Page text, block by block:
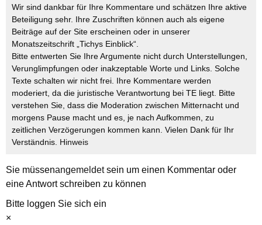
Wir sind dankbar für Ihre Kommentare und schätzen Ihre aktive
Beteiligung sehr. Ihre Zuschriften können auch als eigene
Beiträge auf der Site erscheinen oder in unserer
Monatszeitschrift „Tichys Einblick“.
Bitte entwerten Sie Ihre Argumente nicht durch Unterstellungen,
Verunglimpfungen oder inakzeptable Worte und Links. Solche
Texte schalten wir nicht frei. Ihre Kommentare werden
moderiert, da die juristische Verantwortung bei TE liegt. Bitte
verstehen Sie, dass die Moderation zwischen Mitternacht und
morgens Pause macht und es, je nach Aufkommen, zu
zeitlichen Verzögerungen kommen kann. Vielen Dank für Ihr
Verständnis. Hinweis
Sie müssenangemeldetsein um einen Kommentar oder
eine Antwort schreiben zu können
Bitte loggen Sie sich ein
×